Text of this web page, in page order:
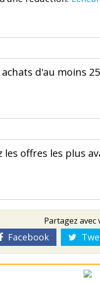
d'au moins
les offres les plus
Partagez avec
Facebook